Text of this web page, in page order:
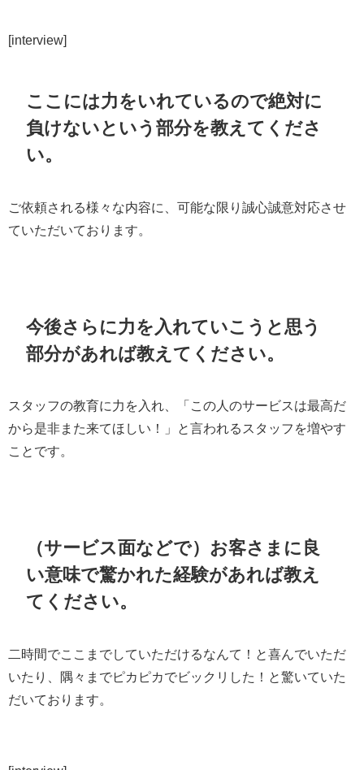
[interview]
ここには力をいれているので絶対に
負けないという部分を教えてくださ
い。
ご依頼される様々な内容に、可能な限り誠心誠意対応させ
ていただいております。
今後さらに力を入れていこうと思う
部分があれば教えてください。
スタッフの教育に力を入れ、「この人のサービスは最高だ
から是非また来てほしい！」と言われるスタッフを増やす
ことです。
（サービス面などで）お客さまに良
い意味で驚かれた経験があれば教え
てください。
二時間でここまでしていただけるなんて！と喜んでいただ
いたり、隅々までピカピカでビックリした！と驚いていた
だいております。